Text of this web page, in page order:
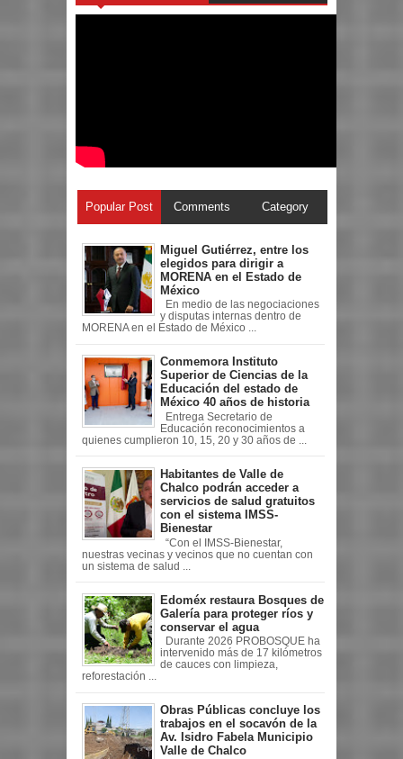
Popular Post Comments Category
Miguel Gutiérrez, entre los
elegidos para dirigir a
MORENA en el Estado de
México
En medio de las negociaciones
y disputas internas dentro de
MORENA en el Estado de México ...
Conmemora Instituto
Superior de Ciencias de la
Educación del estado de
México 40 años de historia
Entrega Secretario de
Educación reconocimientos a
quienes cumplieron 10, 15, 20 y 30 años de ...
Habitantes de Valle de
Chalco podrán acceder a
servicios de salud gratuitos
con el sistema IMSS-
Bienestar
“Con el IMSS-Bienestar,
nuestras vecinas y vecinos que no cuentan con
un sistema de salud ...
Edoméx restaura Bosques de
Galería para proteger ríos y
conservar el agua
Durante 2026 PROBOSQUE ha
intervenido más de 17 kilómetros
de cauces con limpieza,
reforestación ...
Obras Públicas concluye los
trabajos en el socavón de la
Av. Isidro Fabela Municipio
Valle de Chalco